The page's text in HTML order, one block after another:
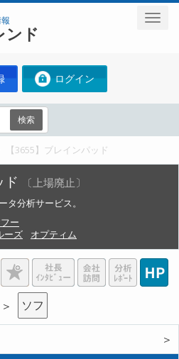
ンド
ログイン
検索
【3655】ブレインパッド
ド 〔上場廃止〕
タ分析サービス。
ー
ーズ オプティム
＞ ソフ
＞